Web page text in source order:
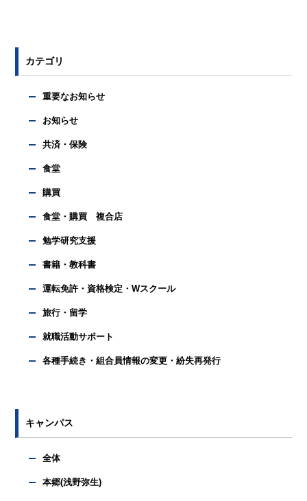
カテゴリ
重要なお知らせ
お知らせ
共済・保険
食堂
購買
食堂・購買 複合店
勉学研究支援
書籍・教科書
運転免許・資格検定・Wスクール
旅行・留学
就職活動サポート
各種手続き・組合員情報の変更・紛失再発行
キャンパス
全体
本郷(浅野弥生)